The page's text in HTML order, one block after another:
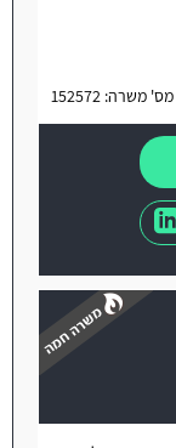
מס' משרה: 152572
משרה חמה